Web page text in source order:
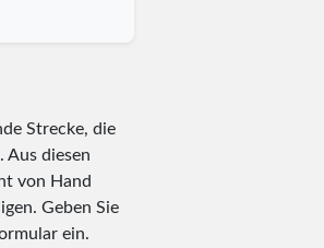
Strecke, die
Aus diesen
von Hand
Geben Sie
ein.